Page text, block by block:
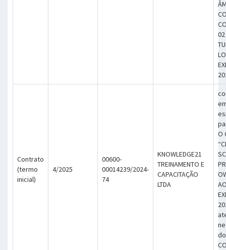
Contrato
(termo
inicial)
4/2025
00600-
00014239/2024-
74
KNOWLEDGE21
TREINAMENTO E
CAPACITAÇÃO
LTDA
O
do